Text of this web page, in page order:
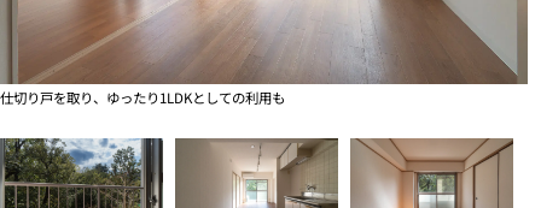
仕切り戸を取り、ゆったり1LDKとしての利用も